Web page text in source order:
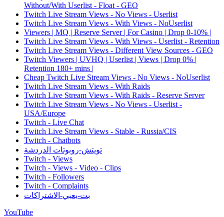
Without/With Userlist - Float - GEO
Twitch Live Stream Views - No Views - Userlist
Twitch Live Stream Views - With Views - NoUserlist
Viewers | MQ | Reserve Server | For Casino | Drop 0-10% |
Twitch Live Stream Views - With Views - Userlist - Retention
Twitch Live Stream Views - Different View Sources - GEO
Twitch Viewers | UVHQ | Userlist | Views | Drop 0% |
Retention 180+ mins |
Cheap Twitch Live Stream Views - No Views - NoUserlist
Twitch Live Stream Views - With Raids
Twitch Live Stream Views - With Raids - Reserve Server
Twitch Live Stream Views - No Views - Userlist -
USA/Europe
Twitch - Live Chat
Twitch Live Stream Views - Stable - Russia/CIS
Twitch - Chatbots
تويتش-روبوتات الدردشة
Twitch - Views
Twitch - Views - Video - Clips
Twitch - Followers
Twitch - Complaints
بت-يعبي-الاشتراكات
YouTube